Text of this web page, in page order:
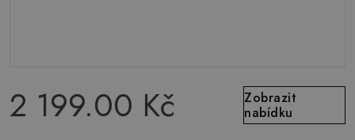
2 199.00 Kč
Zobrazit
nabídku